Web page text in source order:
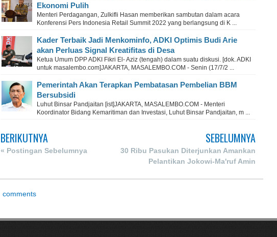
Ekonomi Pulih
Menteri Perdagangan, Zulkifli Hasan memberikan sambutan dalam acara
Konferensi Pers Indonesia Retail Summit 2022 yang berlangsung di K ...
Kader Terbaik Jadi Menkominfo, ADKI Optimis Budi Arie
akan Perluas Signal Kreatifitas di Desa
Ketua Umum DPP ADKI Fikri El- Aziz (tengah) dalam suatu diskusi. [dok. ADKI
untuk masalembo.com]JAKARTA, MASALEMBO.COM - Senin (17/7/2 ...
Pemerintah Akan Terapkan Pembatasan Pembelian BBM
Bersubsidi
Luhut Binsar Pandjaitan [ist]JAKARTA, MASALEMBO.COM - Menteri
Koordinator Bidang Kemaritiman dan Investasi, Luhut Binsar Pandjaitan, m ...
BERIKUTNYA
« Postingan Sebelumnya
SEBELUMNYA
30 Ribu Pasukan Diterjunkan Amankan
Pelantikan Jokowi-Ma'ruf Amin
comments